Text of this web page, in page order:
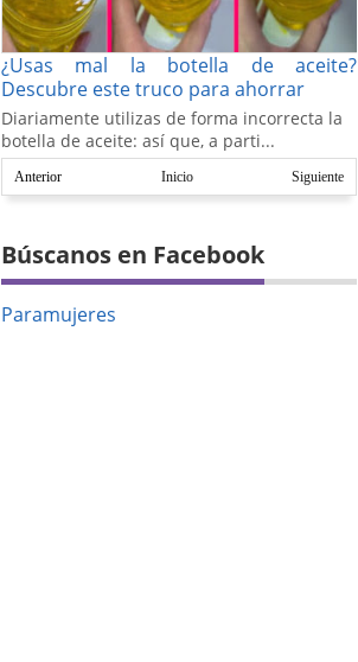
¿Usas mal la botella de aceite?
Descubre este truco para ahorrar
Diariamente utilizas de forma incorrecta la
botella de aceite: así que, a parti...
Anterior Siguiente
Inicio
Búscanos en Facebook
Paramujeres